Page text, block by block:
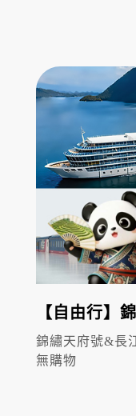
【自由行】
錦繡天府號&長
無購物